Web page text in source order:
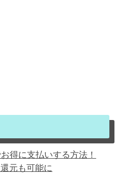
得に支払いする方法！
元も可能に